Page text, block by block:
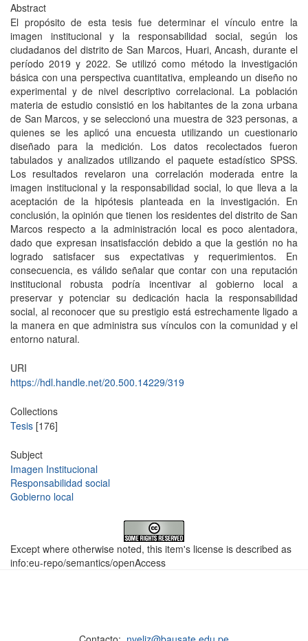
Abstract
El propósito de esta tesis fue determinar el vínculo entre la
imagen institucional y la responsabilidad social, según los
ciudadanos del distrito de San Marcos, Huari, Ancash, durante el
período 2019 y 2022. Se utilizó como método la investigación
básica con una perspectiva cuantitativa, empleando un diseño no
experimental y de nivel descriptivo correlacional. La población
materia de estudio consistió en los habitantes de la zona urbana
de San Marcos, y se seleccionó una muestra de 323 personas, a
quienes se les aplicó una encuesta utilizando un cuestionario
diseñado para la medición. Los datos recolectados fueron
tabulados y analizados utilizando el paquete estadístico SPSS.
Los resultados revelaron una correlación moderada entre la
imagen institucional y la responsabilidad social, lo que lleva a la
aceptación de la hipótesis planteada en la investigación. En
conclusión, la opinión que tienen los residentes del distrito de San
Marcos respecto a la administración local es poco alentadora,
dado que expresan insatisfacción debido a que la gestión no ha
logrado satisfacer sus expectativas y requerimientos. En
consecuencia, es válido señalar que contar con una reputación
institucional robusta podría incentivar al gobierno local a
preservar y potenciar su dedicación hacia la responsabilidad
social, al reconocer que su prestigio está estrechamente ligado a
la manera en que administra sus vínculos con la comunidad y el
entorno natural.
URI
https://hdl.handle.net/20.500.14229/319
Collections
Tesis [176]
Subject
Imagen Institucional
Responsabilidad social
Gobierno local
Except where otherwise noted, this item's license is described as
info:eu-repo/semantics/openAccess